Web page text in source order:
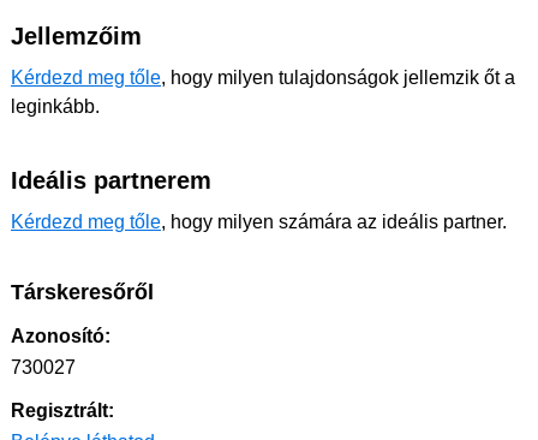
Jellemzőim
Kérdezd meg tőle, hogy milyen tulajdonságok jellemzik őt a
leginkább.
Ideális partnerem
Kérdezd meg tőle, hogy milyen számára az ideális partner.
Társkeresőről
Azonosító:
730027
Regisztrált: